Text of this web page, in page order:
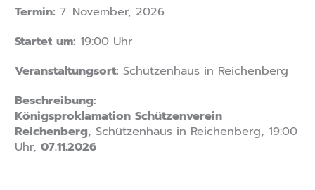
Termin: 7. November, 2026
Startet um: 19:00 Uhr
Veranstaltungsort: Schützenhaus in Reichenberg
Beschreibung:
Königsproklamation Schützenverein
Reichenberg, Schützenhaus in Reichenberg, 19:00
Uhr, 07.11.2026